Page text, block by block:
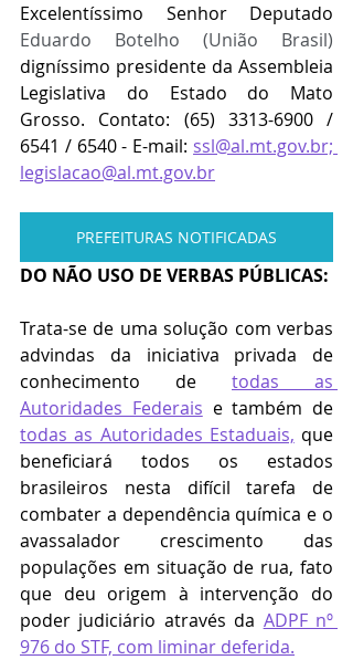
Eduardo Botelho (União Brasil)
digníssimo presidente da Assembleia
Legislativa do Estado do Mato
Grosso. Contato: (65) 3313-6900 /
6541 / 6540 - E-mail: ssl@al.mt.gov.br;
legislacao@al.mt.gov.br
PREFEITURAS NOTIFICADAS
DO NÃO USO DE VERBAS PÚBLICAS:
Trata-se de uma solução com verbas
advindas da iniciativa privada de
conhecimento de todas as
Autoridades Federais
todas as Autoridades Estaduais, que
beneficiará todos os estados
brasileiros nesta difícil tarefa de
combater a dependência química e o
avassalador crescimento das
populações em situação de rua, fato
que deu origem à intervenção do
poder judiciário através da ADPF nº
976 do STF, com liminar deferida.